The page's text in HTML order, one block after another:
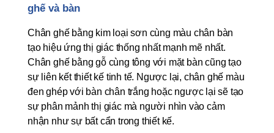
ghế và bàn
Chân ghế bằng kim loại sơn cùng màu chân bàn
tạo hiệu ứng thị giác thống nhất mạnh mẽ nhất.
Chân ghế bằng gỗ cùng tông với mặt bàn cũng tạo
sự liên kết thiết kế tinh tế. Ngược lại, chân ghế màu
đen ghép với bàn chân trắng hoặc ngược lại sẽ tạo
sự phân mảnh thị giác mà người nhìn vào cảm
nhận như sự bất cẩn trong thiết kế.